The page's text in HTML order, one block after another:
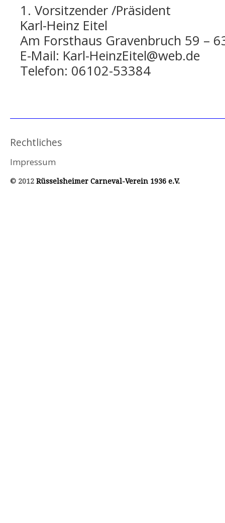
1. Vorsitzender /Präsident
Karl-Heinz Eitel
Am Forsthaus Gravenbruch 59 –
E-Mail: Karl-HeinzEitel@web.de
Telefon: 06102-53384
Rechtliches
Impressum
© 2012 Rüsselsheimer Carneval-Verein 1936 e.V.